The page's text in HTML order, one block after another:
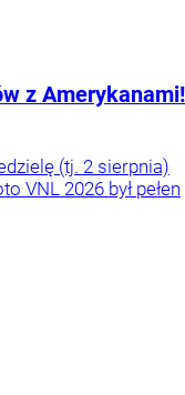
z Amerykanami!
(tj. 2 sierpnia)
VNL 2026 był pełen